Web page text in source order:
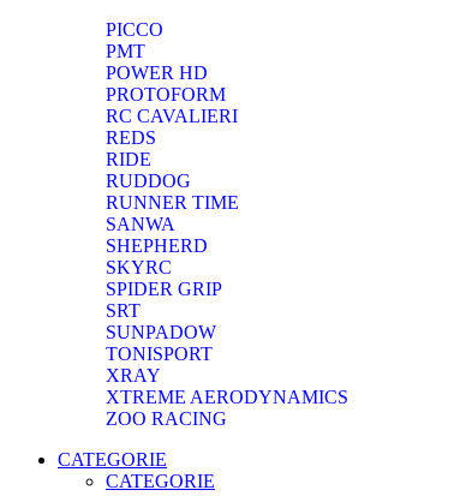
PICCO
PMT
POWER HD
PROTOFORM
RC CAVALIERI
REDS
RIDE
RUDDOG
RUNNER TIME
SANWA
SHEPHERD
SKYRC
SPIDER GRIP
SRT
SUNPADOW
TONISPORT
XRAY
XTREME AERODYNAMICS
ZOO RACING
CATEGORIE
CATEGORIE